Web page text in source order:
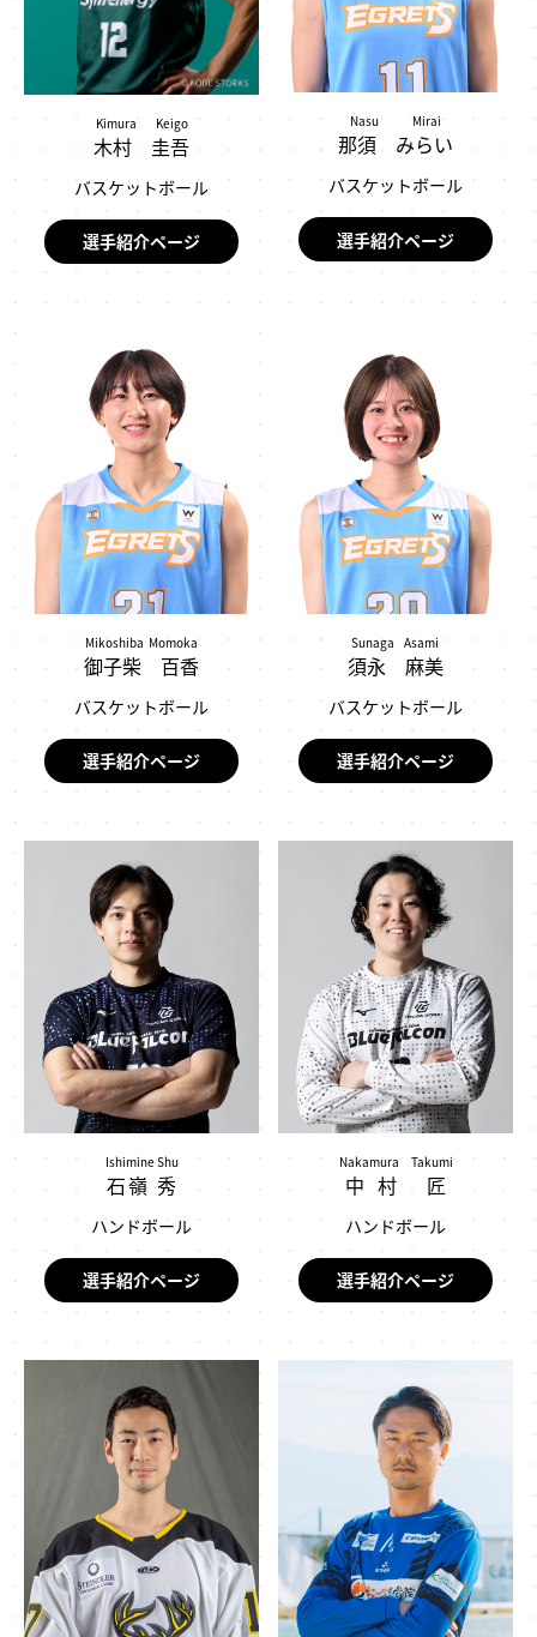
木村 圭吾
Kimura Keigo
バスケットボール
選手紹介ページ
那須 みらい
Nasu Mirai
バスケットボール
選手紹介ページ
御子柴 百香
Mikoshiba Momoka
バスケットボール
選手紹介ページ
須永 麻美
Sunaga Asami
バスケットボール
選手紹介ページ
石嶺 秀
Ishimine Shu
ハンドボール
選手紹介ページ
中村 匠
Nakamura Takumi
ハンドボール
選手紹介ページ